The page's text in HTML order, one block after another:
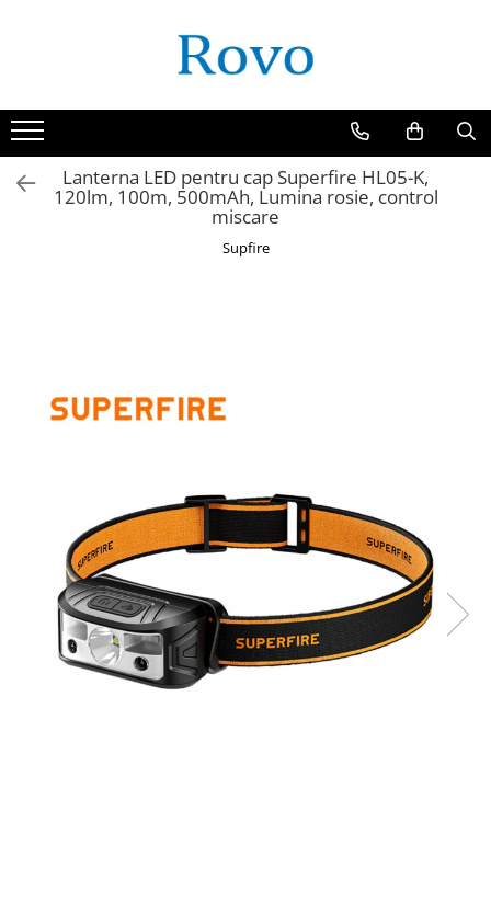
Lanterna LED pentru cap Superfire HL05-K,
120lm, 100m, 500mAh, Lumina rosie, control
miscare
Supfire